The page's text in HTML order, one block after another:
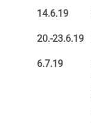
14.6.19
20.-23.6.19
6.7.19